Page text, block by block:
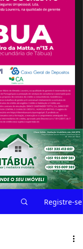
Registre-se